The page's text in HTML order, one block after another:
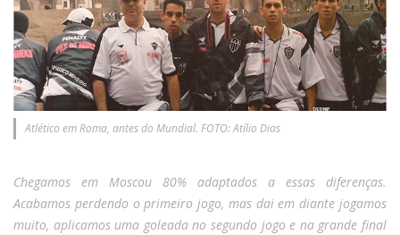
Atlético em Roma, antes do Mundial. FOTO: Atílio Dias
Chegamos em Moscou 80% adaptados a essas diferenças.
Acabamos perdendo o primeiro jogo, mas dai em diante jogamos
muito, aplicamos uma goleada no segundo jogo e na grande final